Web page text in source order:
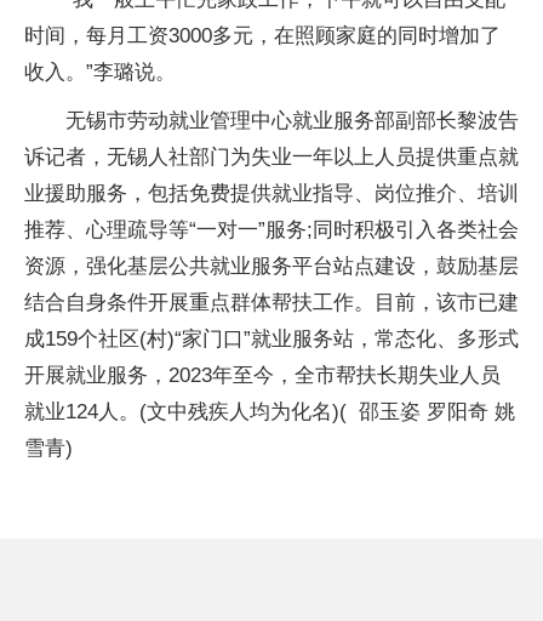
时间，每月工资3000多元，在照顾家庭的同时增加了
收入。”李璐说。
无锡市劳动就业管理中心就业服务部副部长黎波告
诉记者，无锡人社部门为失业一年以上人员提供重点就
业援助服务，包括免费提供就业指导、岗位推介、培训
推荐、心理疏导等“一对一”服务;同时积极引入各类社会
资源，强化基层公共就业服务平台站点建设，鼓励基层
结合自身条件开展重点群体帮扶工作。目前，该市已建
成159个社区(村)“家门口”就业服务站，常态化、多形式
开展就业服务，2023年至今，全市帮扶长期失业人员
就业124人。(文中残疾人均为化名)( 邵玉姿 罗阳奇 姚
雪青)